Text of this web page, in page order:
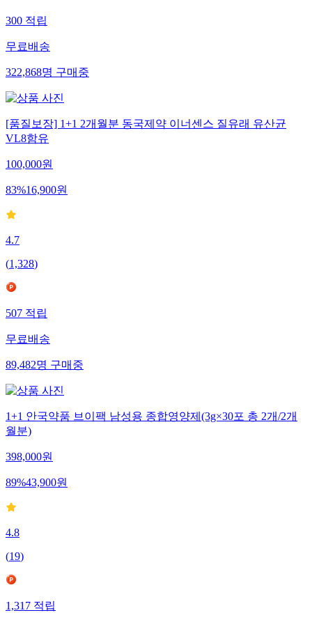
300적립
무료배송
322,868명구매중
[품질보장] 1+1 2개월분 동국제약 이너센스 질유래 유산균
VL8함유
100,000원
83%16,900원
4.7
(1,328)
507적립
무료배송
89,482명구매중
1+1 안국약품 브이팩 남성용 종합영양제(3g×30포 총 2개/2개
월분)
398,000원
89%43,900원
4.8
(19)
1,317적립